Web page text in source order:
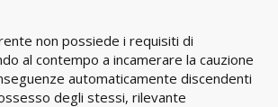
non possiede i requisiti di
al contempo a incamerare la cauzione
automaticamente discendenti
degli stessi, rilevante